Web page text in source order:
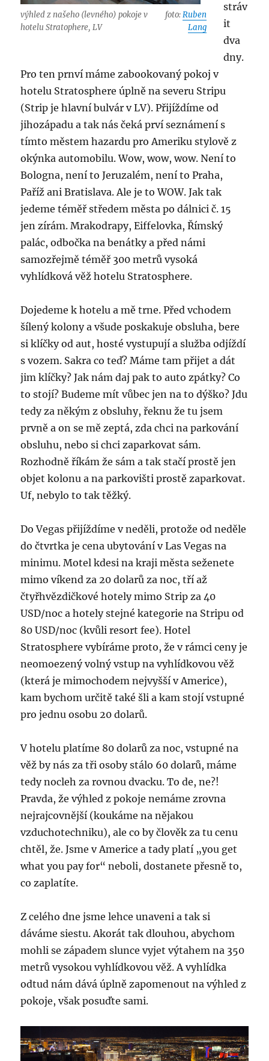
výhled z našeho (levného) pokoje v
hotelu Stratophere, LV
foto:Ruben
Lang
stráv
it
dva
dny.
Pro ten prnví máme zabookovaný pokoj v
hotelu Stratosphere úplně na severu Stripu
(Strip je hlavní bulvár v LV). Přijíždíme od
jihozápadu a tak nás čeká prví seznámení s
tímto městem hazardu pro Ameriku stylově z
okýnka automobilu. Wow, wow, wow. Není to
Bologna, není to Jeruzalém, není to Praha,
Paříž ani Bratislava. Ale je to WOW. Jak tak
jedeme téměř středem města po dálnici č. 15
jen zírám. Mrakodrapy, Eiffelovka, Římský
palác, odbočka na benátky a před námi
samozřejmě téměř 300 metrů vysoká
vyhlídková věž hotelu Stratosphere.
Dojedeme k hotelu a mě trne. Před vchodem
šílený kolony a všude poskakuje obsluha, bere
si klíčky od aut, hosté vystupují a služba odjíždí
s vozem. Sakra co teď? Máme tam přijet a dát
jim klíčky? Jak nám daj pak to auto zpátky? Co
to stojí? Budeme mít vůbec jen na to dýško? Jdu
tedy za někým z obsluhy, řeknu že tu jsem
prvně a on se mě zeptá, zda chci na parkování
obsluhu, nebo si chci zaparkovat sám.
Rozhodně říkám že sám a tak stačí prostě jen
objet kolonu a na parkovišti prostě zaparkovat.
Uf, nebylo to tak těžký.
Do Vegas přijíždíme v neděli, protože od neděle
do čtvrtka je cena ubytování v Las Vegas na
minimu. Motel kdesi na kraji města seženete
mimo víkend za 20 dolarů za noc, tří až
čtyřhvězdičkové hotely mimo Strip za 40
USD/noc a hotely stejné kategorie na Stripu od
80 USD/noc (kvůli resort fee). Hotel
Stratosphere vybíráme proto, že v rámci ceny je
neomoezený volný vstup na vyhlídkovou věž
(která je mimochodem nejvyšší v Americe),
kam bychom určitě také šli a kam stojí vstupné
pro jednu osobu 20 dolarů.
V hotelu platíme 80 dolarů za noc, vstupné na
věž by nás za tři osoby stálo 60 dolarů, máme
tedy nocleh za rovnou dvacku. To de, ne?!
Pravda, že výhled z pokoje nemáme zrovna
nejrajcovnější (koukáme na nějakou
vzduchotechniku), ale co by člověk za tu cenu
chtěl, že. Jsme v Americe a tady platí „you get
what you pay for“ neboli, dostanete přesně to,
co zaplatíte.
Z celého dne jsme lehce unaveni a tak si
dáváme siestu. Akorát tak dlouhou, abychom
mohli se západem slunce vyjet výtahem na 350
metrů vysokou vyhlídkovou věž. A vyhlídka
odtud nám dává úplně zapomenout na výhled z
pokoje, však posuďte sami.